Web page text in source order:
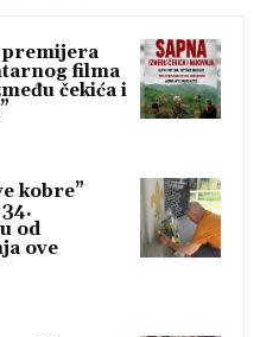
premijera
filma
čekića i
kobre”
od
ove